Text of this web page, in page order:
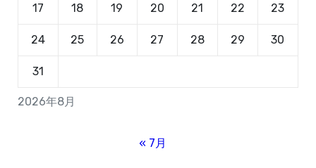
2026年8月
17 18 19 20 21 22 23
24 25 26 27 28 29 30
31
« 7月